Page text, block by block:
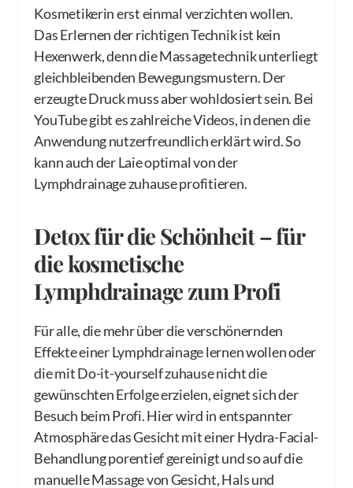
Kosmetikerin erst einmal verzichten wollen.
Das Erlernen der richtigen Technik ist kein
Hexenwerk, denn die Massagetechnik unterliegt
gleichbleibenden Bewegungsmustern. Der
erzeugte Druck muss aber wohldosiert sein. Bei
YouTube gibt es zahlreiche Videos, in denen die
Anwendung nutzerfreundlich erklärt wird. So
kann auch der Laie optimal von der
Lymphdrainage zuhause profitieren.
Detox für die Schönheit – für
die kosmetische
Lymphdrainage zum Profi
Für alle, die mehr über die verschönernden
Effekte einer Lymphdrainage lernen wollen oder
die mit Do-it-yourself zuhause nicht die
gewünschten Erfolge erzielen, eignet sich der
Besuch beim Profi. Hier wird in entspannter
Atmosphäre das Gesicht mit einer Hydra-Facial-
Behandlung porentief gereinigt und so auf die
manuelle Massage von Gesicht, Hals und